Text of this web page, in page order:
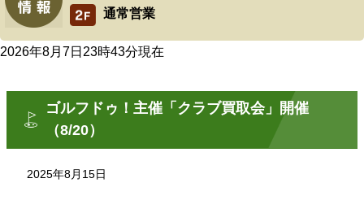
通常営業
2026年8月7日23時43分現在
ゴルフドゥ！主催「クラブ買取会」開催
（8/20）
2025年8月15日